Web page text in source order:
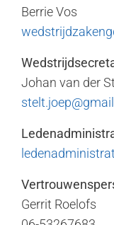
Berrie Vos
Johan van der
Gerrit Roelofs